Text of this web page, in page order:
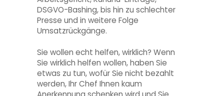
DSGVO-Bashing, bis hin zu schlechter
Presse und in weitere Folge
Umsatzrückgänge.
Sie wollen echt helfen, wirklich? Wenn
Sie wirklich helfen wollen, haben Sie
etwas zu tun, wofür Sie nicht bezahlt
werden, Ihr Chef Ihnen kaum